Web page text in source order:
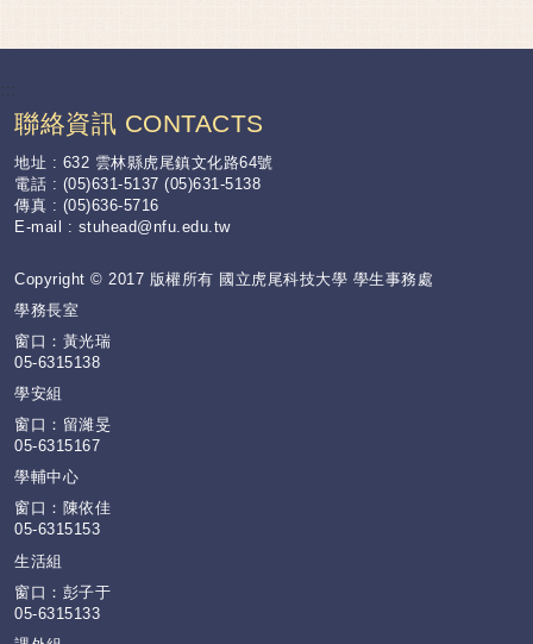
:::
聯絡資訊 CONTACTS
地址 : 632 雲林縣虎尾鎮文化路64號
電話 : (05)631-5137 (05)631-5138
傳真 : (05)636-5716
E-mail : stuhead@nfu.edu.tw
Copyright © 2017 版權所有 國立虎尾科技大學 學生事務處
學務長室
窗口：黃光瑞
05-6315138
學安組
窗口：留濰旻
05-6315167
學輔中心
窗口：陳依佳
05-6315153
生活組
窗口：彭子于
05-6315133